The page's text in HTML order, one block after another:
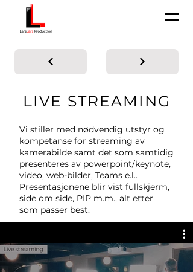
LIVE STREAMING
Vi stiller med nødvendig utstyr og
kompetanse for streaming av
kamerabilde samt det som samtidig
presenteres av powerpoint/keynote,
video, web-bilder, Teams e.l..
Presentasjonene blir vist fullskjerm,
side om side, PIP m.m., alt etter
som passer best.